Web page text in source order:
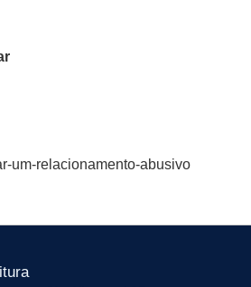
um-relacionamento-abusivo